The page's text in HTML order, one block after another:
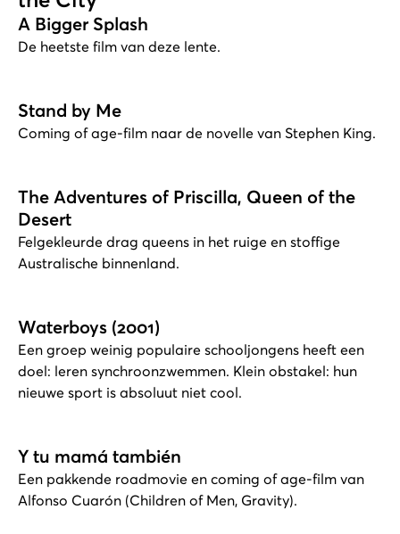
A Bigger Splash
De heetste film van deze lente.
Stand by Me
Coming of age-film naar de novelle van Stephen King.
The Adventures of Priscilla, Queen of the
Desert
Felgekleurde drag queens in het ruige en stoffige
Australische binnenland.
Waterboys (2001)
Een groep weinig populaire schooljongens heeft een
doel: leren synchroonzwemmen. Klein obstakel: hun
nieuwe sport is absoluut niet cool.
Y tu mamá también
Een pakkende roadmovie en coming of age-film van
Alfonso Cuarón (Children of Men, Gravity).